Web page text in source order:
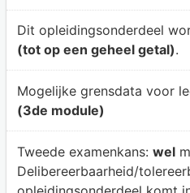
Dit opleidingsonderdeel
(tot op een geheel getal).
Mogelijke grensdata voor
(3de module)
Tweede examenkans: wel
Delibereerbaarheid/